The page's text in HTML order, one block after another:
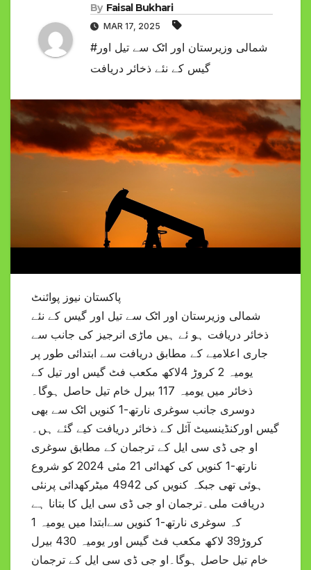
By Faisal Bukhari
MAR 17, 2025
#شمالی وزیرستان اور اٹک سے تیل اور
گیس کے نئے ذخائر دریافت
پاکستان نیوز پوائنٹ
شمالی وزیرستان اور اٹک سے تیل اور گیس کے نئے
ذخائر دریافت ہو ئے ہیں ماڑی انرجیز کی جانب سے
جاری اعلامیے کے مطابق دریافت سے ابتدائی طور پر
یومیہ 2 کروڑ 4لاکھ مکعب فٹ گیس اور تیل کے
ذخائر میں یومیہ 117 بیرل خام تیل حاصل ہوگا۔
دوسری جانب سوغری نارتھ-1 کنویں اٹک سے بھی
گیس اورکنڈینسیٹ آئل کے ذخائر دریافت کیے گئے ہں۔
او جی ڈی سی ایل کے ترجمان کے مطابق سوغری
نارتھ-1 کنویں کی کھدائی 21 مئی 2024 کو شروع
ہوئی تھی جبکہ کنویں کی 4942 میٹرکھدائی پرنئی
دریافت ملی۔ترجمان او جی ڈی سی ایل کا بتانا ہے
کہ سوغری نارتھ-1 کنویں سےابتدا میں یومیہ 1
کروڑ39 لاکھ مکعب فٹ گیس اور یومیہ 430 بیرل
خام تیل حاصل ہوگا۔او جی ڈی سی ایل کے ترجمان